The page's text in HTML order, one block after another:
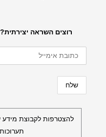
רוצים השראה
להצטרפות לקבוצת מידע